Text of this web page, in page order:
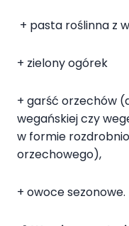
+ pasta roślinna z
+ zielony ogórek
+ garść orzechów
wegańskiej czy
w formie
orzechowego),
+ owoce sezonowe.